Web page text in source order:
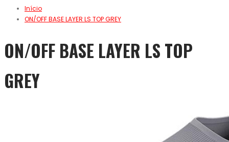
Início
ON/OFF BASE LAYER LS TOP GREY
ON/OFF BASE LAYER LS TOP
GREY